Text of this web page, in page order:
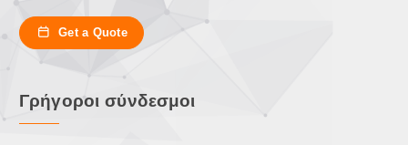
Get a Quote
Γρήγοροι σύνδεσμοι